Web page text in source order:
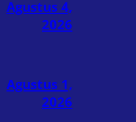
Agustus 4,
2026
Agustus 1,
2026